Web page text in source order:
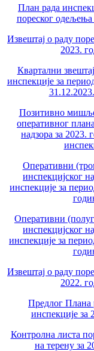
План рада
пореског одељења
Извештај о раду
2023.
Квартални
инспекције за
Позитивно
оперативног
надзора за 2023.
Оперативни
инспекцијског
инспекције за
Оперативни
инспекцијског
инспекције за
Извештај о раду
2022.
Предлог Плана
инспекције за
Контролна листа
на терену за